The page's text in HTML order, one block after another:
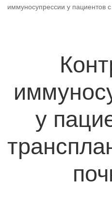
иммуносупрессии у пациентов
у